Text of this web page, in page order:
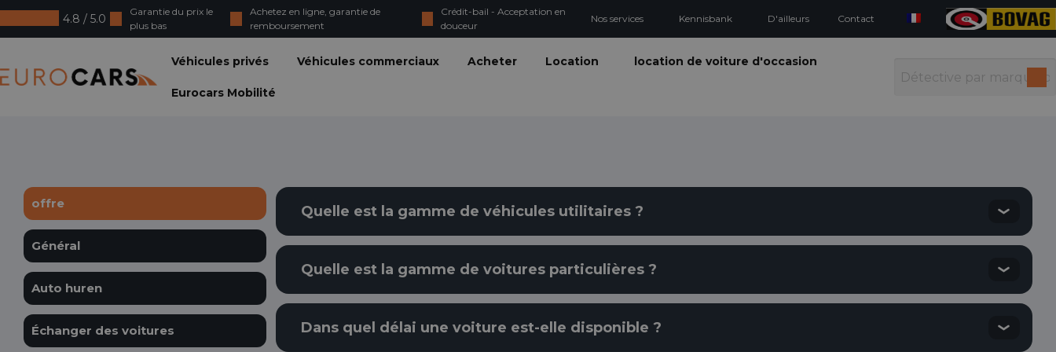
4.8 / 5.0
Garantie du prix le
plus bas
Achetez en ligne, garantie de
remboursement
Crédit-bail - Acceptation en
douceur
Nos services Kennisbank D'ailleurs Contact
Eurocars
Véhicules privés Véhicules commerciaux Acheter Location location de voiture d'occasion
Eurocars Mobilité
offre
Général
Auto huren
Échanger des voitures
Quelle est la gamme de véhicules utilitaires ?
Quelle est la gamme de voitures particulières ?
Dans quel délai une voiture est-elle disponible ?